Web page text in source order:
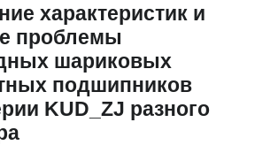
характеристик и
проблемы
шариковых
подшипников
KUD_ZJ разного